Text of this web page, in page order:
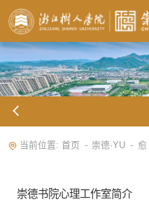
当前位置:首页 - 崇德·YU - 愈
崇德书院心理工作室简介